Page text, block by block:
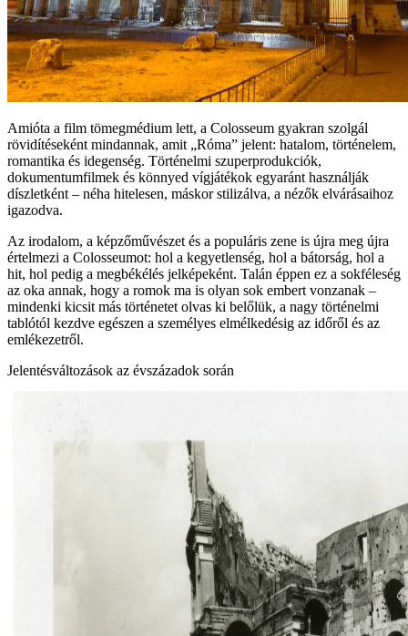
Amióta a film tömegmédium lett, a Colosseum gyakran szolgál
rövidítéseként mindannak, amit „Róma” jelent: hatalom, történelem,
romantika és idegenség. Történelmi szuperprodukciók,
dokumentumfilmek és könnyed vígjátékok egyaránt használják
díszletként – néha hitelesen, máskor stilizálva, a nézők elvárásaihoz
igazodva.
Az irodalom, a képzőművészet és a populáris zene is újra meg újra
értelmezi a Colosseumot: hol a kegyetlenség, hol a bátorság, hol a
hit, hol pedig a megbékélés jelképeként. Talán éppen ez a sokféleség
az oka annak, hogy a romok ma is olyan sok embert vonzanak –
mindenki kicsit más történetet olvas ki belőlük, a nagy történelmi
tablótól kezdve egészen a személyes elmélkedésig az időről és az
emlékezetről.
Jelentésváltozások az évszázadok során